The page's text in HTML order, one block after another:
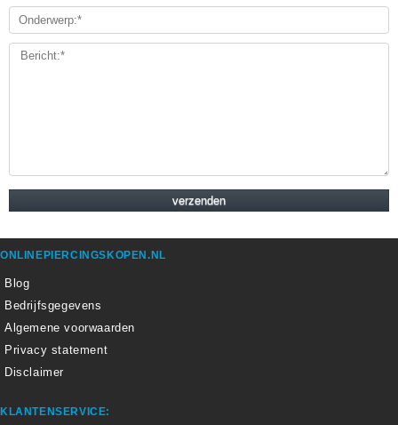
ONLINEPIERCINGSKOPEN.NL
Blog
Bedrijfsgegevens
Algemene voorwaarden
Privacy statement
Disclaimer
KLANTENSERVICE: